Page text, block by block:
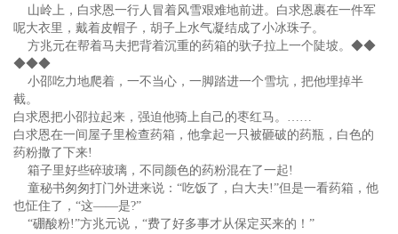
山岭上，白求恩一行人冒着风雪艰难地前进。白求恩裹在一件军
呢大衣里，戴着皮帽子，胡子上水气凝结成了小冰珠子。
方兆元在帮着马夫把背着沉重的药箱的驮子拉上一个陡坡。◆◆
◆◆◆
小邵吃力地爬着，一不当心，一脚踏进一个雪坑，把他埋掉半
截。
白求恩把小邵拉起来，强迫他骑上自己的枣红马。……
白求恩在一间屋子里检查药箱，他拿起一只被砸破的药瓶，白色的
药粉撒了下来!
箱子里好些碎玻璃，不同颜色的药粉混在了一起!
童秘书匆匆打门外进来说：“吃饭了，白大夫!”但是一看药箱，他
也怔住了，“这——是?”
“硼酸粉!”方兆元说，“费了好多事才从保定买来的！”